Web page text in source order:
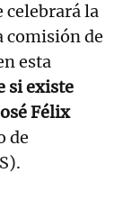
celebrará la
comisión de
esta
si existe
Félix
de